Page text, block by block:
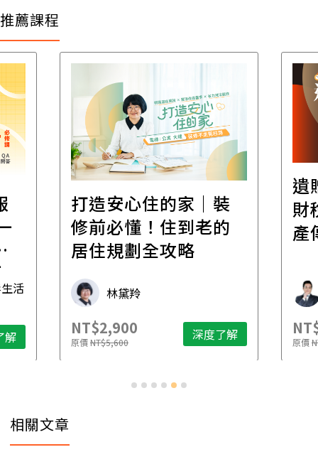
推薦課程
活
解
打造安心住的家｜裝
修前必懂！住到老的
居住規劃全攻略
林黛羚
NT$2,900
原價NT$5,600 深度了解
遺
財
產
原價
相關文章